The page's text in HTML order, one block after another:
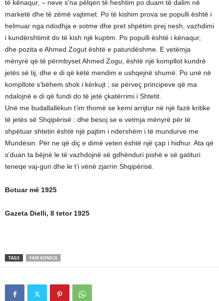
të kënaqur, – neve s’na pëlqen të heshtim po duam të dalim në
marketë dhe të zëmë vajtimet. Po të kishim prova se populli është i
helmuar nga ndodhja e sotme dhe pret shpëtim prej nesh, vazhdimi
i kundërshtimit do të kish një kuptim. Po populli është i kënaqur,
dhe pozita e Ahmed Zogut është e patundëshme. E vetëmja
mënyrë që të përmbyset Ahmed Zogu, është një kompllot kundrë
jetës së tij, dhe e di që këtë mendim e ushqejnë shumë. Po unë në
kompllote s’bëhem shok i kërkujt ; se përveç principeve që ma
ndalojnë e di që fundi do të jetë çkatërrimi i Shtetit.
Unë me budallallëkun t’im thomë se kemi arrijtur në një fazë kritike
të jetës së Shqipërisë : dhe besoj se e vetmja mënyrë për të
shpëtuar shtetin është një pajtim i ndershëm i të mundurve me
Mundësin. Për ne që diç e dimë veten është një çap i hidhur. Ata që
s’duan ta bëjnë le të vazhdojnë së gdhënduri pishë e së gatituri
teneqe vaj-guri dhe le t’i vënë zjarrin Shqipërisë.
Botuar më 1925
Gazeta Dielli, 8 tetor 1925
TAGS FAIK KONICA